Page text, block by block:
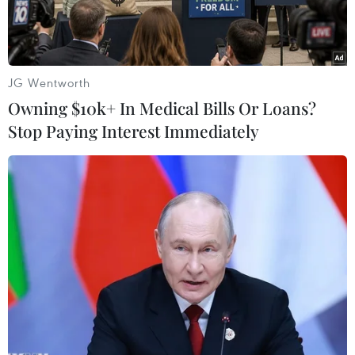
Indonesia.
Tranh cổ động Cuộc thi viết về chuyến thăm lịch sử của Chủ tịch
Hồ Chí Minh tới Indonesia. (Ảnh: Hữu Chiến/TTXVN)
Theo phóng viên TTXVN tại Jakarta, ngày 18/9,
Đại sứ quán Việt Nam tại Indonesia phối hợp
với Ban Đối Ngoại - Đài Tiếng Nói Việt Nam
(VOV5) đã phát động cuộc thi tìm hiểu về
JG Wentworth
Owning $10k+ In Medical Bills Or Loans?
Stop Paying Interest Immediately